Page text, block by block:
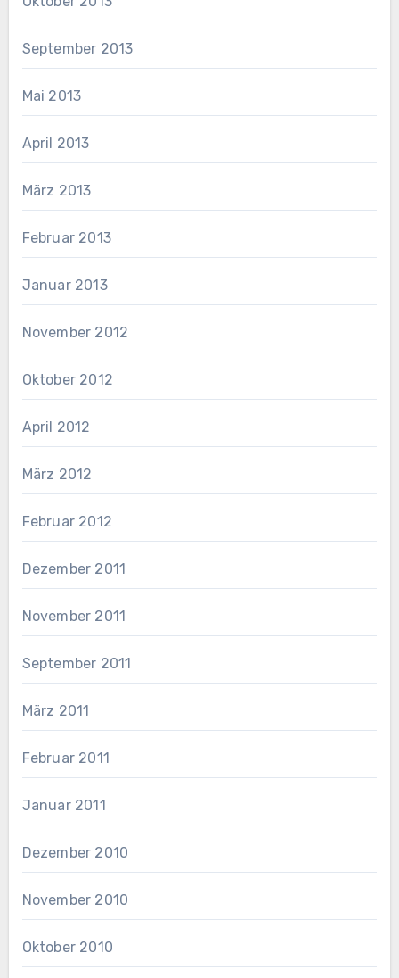
September 2013
Mai 2013
April 2013
März 2013
Februar 2013
Januar 2013
November 2012
Oktober 2012
April 2012
März 2012
Februar 2012
Dezember 2011
November 2011
September 2011
März 2011
Februar 2011
Januar 2011
Dezember 2010
November 2010
Oktober 2010